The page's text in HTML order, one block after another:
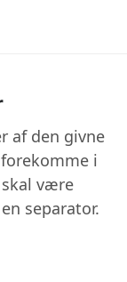
af den givne
i
skal være
separator.